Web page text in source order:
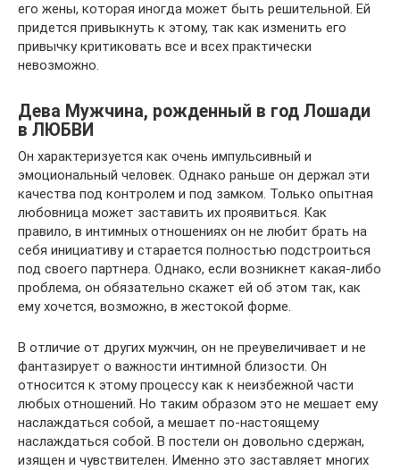
его жены, которая иногда может быть решительной. Ей
придется привыкнуть к этому, так как изменить его
привычку критиковать все и всех практически
невозможно.
Дева Мужчина, рожденный в год Лошади
в ЛЮБВИ
Он характеризуется как очень импульсивный и
эмоциональный человек. Однако раньше он держал эти
качества под контролем и под замком. Только опытная
любовница может заставить их проявиться. Как
правило, в интимных отношениях он не любит брать на
себя инициативу и старается полностью подстроиться
под своего партнера. Однако, если возникнет какая-либо
проблема, он обязательно скажет ей об этом так, как
ему хочется, возможно, в жестокой форме.
В отличие от других мужчин, он не преувеличивает и не
фантазирует о важности интимной близости. Он
относится к этому процессу как к неизбежной части
любых отношений. Но таким образом это не мешает ему
наслаждаться собой, а мешает по-настоящему
наслаждаться собой. В постели он довольно сдержан,
изящен и чувствителен. Именно это заставляет многих